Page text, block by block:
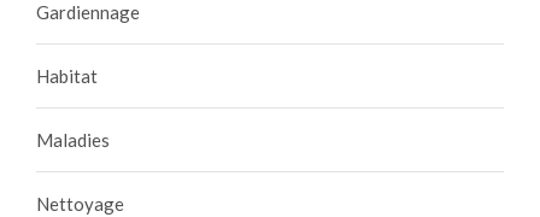
Gardiennage
Habitat
Maladies
Nettoyage